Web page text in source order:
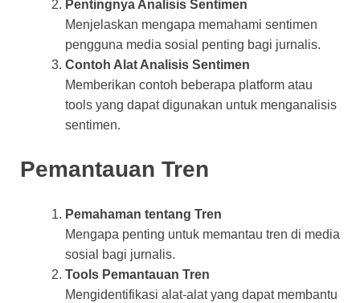
Pentingnya Analisis Sentimen
Menjelaskan mengapa memahami sentimen
pengguna media sosial penting bagi jurnalis.
Contoh Alat Analisis Sentimen
Memberikan contoh beberapa platform atau
tools yang dapat digunakan untuk menganalisis
sentimen.
Pemantauan Tren
Pemahaman tentang Tren
Mengapa penting untuk memantau tren di media
sosial bagi jurnalis.
Tools Pemantauan Tren
Mengidentifikasi alat-alat yang dapat membantu